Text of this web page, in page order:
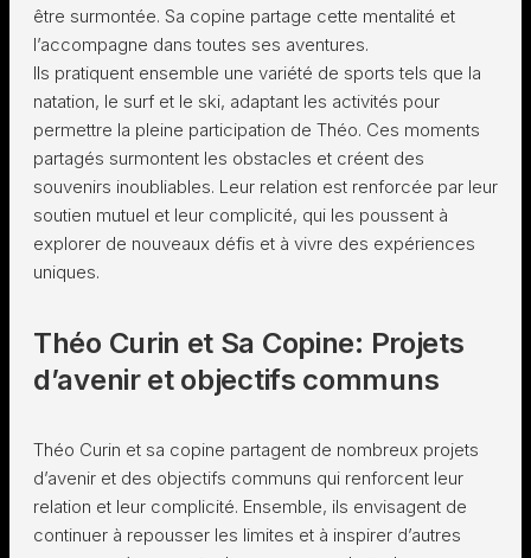
être surmontée. Sa copine partage cette mentalité et
l’accompagne dans toutes ses aventures.
Ils pratiquent ensemble une variété de sports tels que la
natation, le surf et le ski, adaptant les activités pour
permettre la pleine participation de Théo. Ces moments
partagés surmontent les obstacles et créent des
souvenirs inoubliables. Leur relation est renforcée par leur
soutien mutuel et leur complicité, qui les poussent à
explorer de nouveaux défis et à vivre des expériences
uniques.
Théo Curin et Sa Copine: Projets
d’avenir et objectifs communs
Théo Curin et sa copine partagent de nombreux projets
d’avenir et des objectifs communs qui renforcent leur
relation et leur complicité. Ensemble, ils envisagent de
continuer à repousser les limites et à inspirer d’autres